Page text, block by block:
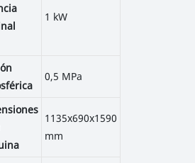
1 kW
0,5 MPa
1135x690x1590
mm